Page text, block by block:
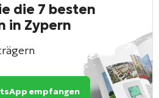
die 7 besten
in Zypern
empfangen